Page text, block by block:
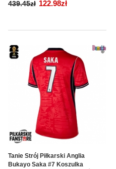
439.45zł 122.98zł
Tanie Strój Piłkarski Anglia
Bukayo Saka #7 Koszulka